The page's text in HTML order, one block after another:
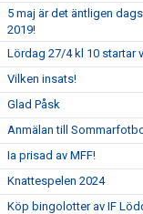
5 maj är det äntligen
2019!
Lördag 27/4 kl 10 startar
Vilken insats!
Glad Påsk
Anmälan till
Ia prisad av MFF!
Knattespelen 2024
Köp bingolotter av IF